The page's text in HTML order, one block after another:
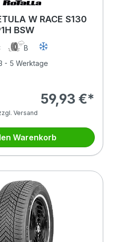
W RACE S130
BSW
B
- 5 Werktage
59,93 €*
Versand
Warenkorb